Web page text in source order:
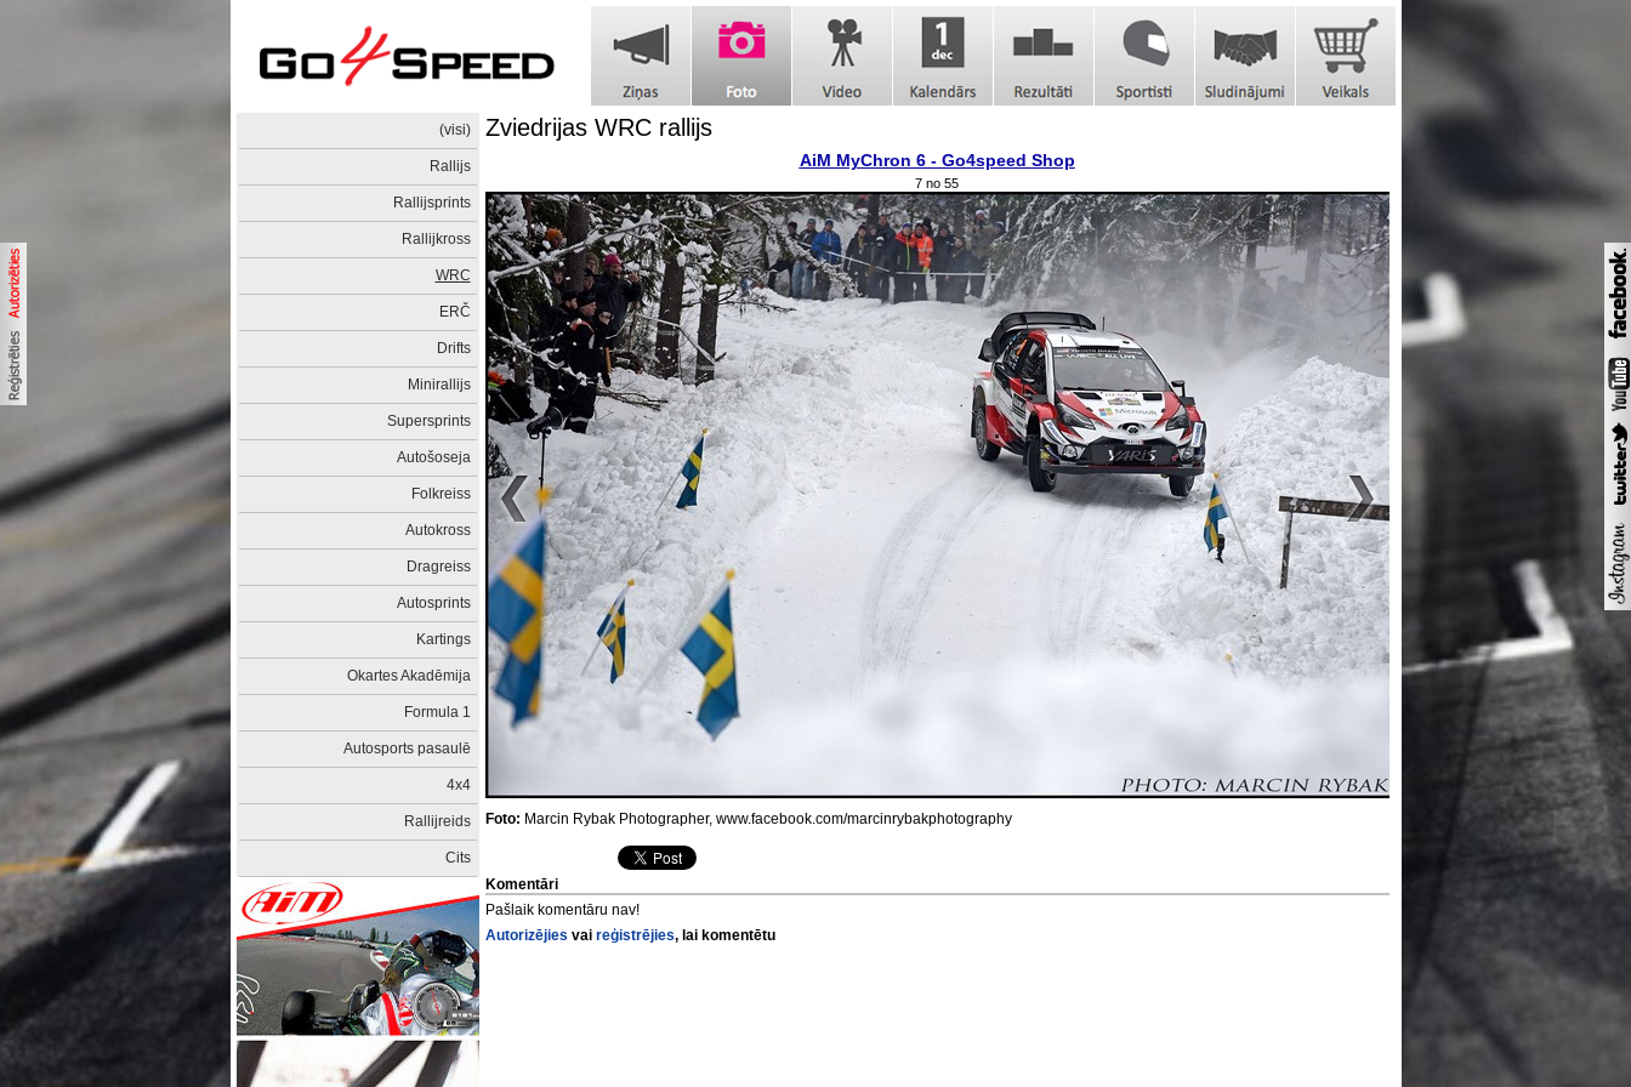
(visi)
Rallijs
Rallijsprints
Rallijkross
WRC
ERČ
Drifts
Minirallijs
Supersprints
Autošoseja
Folkreiss
Autokross
Dragreiss
Autosprints
Kartings
Okartes Akadēmija
Formula 1
Autosports pasaulē
4x4
Rallijreids
Cits
Zviedrijas WRC rallijs
AiM MyChron 6 - Go4speed Shop
7 no 55
Foto: Marcin Rybak Photographer, www.facebook.com/marcinrybakphotography
Komentāri
Pašlaik komentāru nav!
Autorizējies vai reģistrējies, lai komentētu